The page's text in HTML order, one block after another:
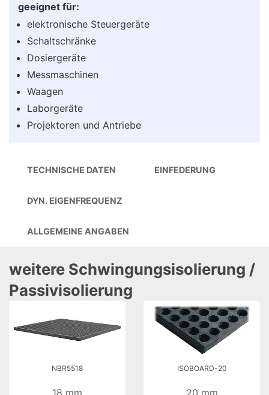
geeignet für:
elektronische Steuergeräte
Schaltschränke
Dosiergeräte
Messmaschinen
Waagen
Laborgeräte
Projektoren und Antriebe
TECHNISCHE DATEN EINFEDERUNG
DYN. EIGENFREQUENZ
ALLGEMEINE ANGABEN
weitere Schwingungsisolierung /
Passivisolierung
NBR5518
18 mm
ISOBOARD-20
20 mm